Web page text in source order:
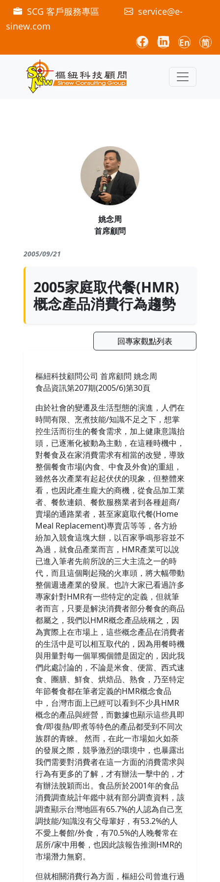
SCG 客戶服務專區
service@e-
sinew.com
En 简
姚念周
首席顧問
2005/09/21
2005家庭取代餐(HMR)
概念產品消費行為趨勢
回專家觀點列表
樞紐科技顧問公司 首席顧問 姚念周
食品資訊第207期(2005/6)第30頁
由於社會的變遷及生活型態的演進，人們在
時間有限、烹煮技能/知識不足之下，想掌
控生活而衍生的餐食需求，加上健康意識抬
頭，已逐漸化被動為主動，在這種時機中，
對餐食及在家消費需求有相當的改變，導致
整個餐食市場(內食、中食及外食)的重組，
雖然各次產業有起起伏伏的現象，但整體來
看，也因此產生龐大的商機，從食品加工業
者、餐飲連鎖、餐飲服務業者到各種超商/
賣場的通路業者，甚至家庭取代餐(Home
Meal Replacement)專賣店等等，各方紛
紛加入競食這塊大餅，以百家爭鳴形容並不
為過，就食品產業而言，HMR產業可以說
已進入筆者先前所說的三大主流之一的時
代，而且這個剛起飛的火車頭，將大幅帶動
整個週邊產業的發展。也許大家已看過許多
專家針對HMR有一些特定的定義，但就筆
者而言，只要是解決消費者部分餐食的商品
都屬之，我們以HMR概念產品統稱之，因
為實際上在市場上，這些概念產品在消費者
的生活中是可以相互取代的，因為用餐時機
與用量對每一個單獨個體是固定的，因此我
們此處討論的，不論是米食、便當、西式速
食、團膳、鮮食、烘焙品、熟食，乃至特定
年節餐食都在筆者定義的HMR概念食品
中，台灣市面上已經可以看到不少具HMR
概念的產品與經營，而數據也顯示這些具即
食/即復熱/即煮等特色的產品都受到不同次
族群的青睞。 然而，在此一市場如火如荼
的發展之際，競爭激烈的環境中，也暴露出
我們需要對消費者在這一方面的消費需求與
行為有更多的了解，才有辦法一擊中的，才
有辦法脫穎而出。食品所於2001年的食品
消費調查統計年鑑中就有部分調查資料，該
調查顯示台灣地區有65.7%的人認為自己烹
調技能/知識沒有父母輩好，有53.2%的人
不愛上餐館/外食，有70.5%的人晚餐常在
居所/家中用餐，也因此該報告推測HMR的
市場潛力無窮。
但就相關消費行為方面，樞紐公司曾進行過